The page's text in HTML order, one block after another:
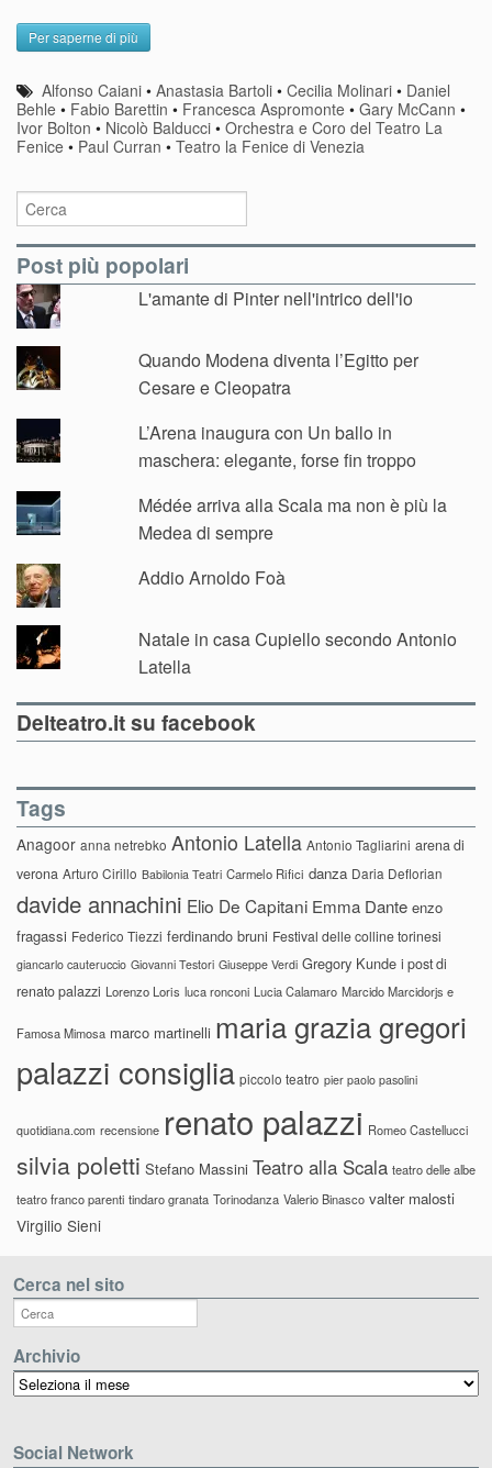
Per saperne di più
Alfonso Caiani •Anastasia Bartoli •Cecilia Molinari • Daniel
Behle • Fabio Barettin • Francesca Aspromonte • Gary McCann •
Ivor Bolton • Nicolò Balducci • Orchestra e Coro del Teatro La
Fenice • Paul Curran • Teatro la Fenice di Venezia
Post più popolari
L'amante di Pinter nell'intrico dell'io
Quando Modena diventa l’Egitto per
Cesare e Cleopatra
L’Arena inaugura con Un ballo in
maschera: elegante, forse fin troppo
Médée arriva alla Scala ma non è più la
Medea di sempre
Addio Arnoldo Foà
Natale in casa Cupiello secondo Antonio
Latella
Delteatro.it su facebook
Tags
Anagoor anna netrebko Antonio Latella Antonio Tagliarini arena di
verona Arturo Cirillo Babilonia Teatri Carmelo Rifici danza Daria Deflorian
davide annachini Elio De Capitani Emma Dante enzo
fragassi Federico Tiezzi ferdinando bruni Festival delle colline torinesi
giancarlo cauteruccio Giovanni Testori Giuseppe Verdi Gregory Kunde i post di
renato palazzi Lorenzo Loris luca ronconi Lucia Calamaro Marcido Marcidorjs e
Famosa Mimosa marco martinelli maria grazia gregori
palazzi consiglia piccolo teatro pier paolo pasolini
quotidiana.com recensione renato palazzi Romeo Castellucci
silvia poletti Stefano Massini Teatro alla Scala teatro delle albe
teatro franco parenti tindaro granata Torinodanza Valerio Binasco valter malosti
Virgilio Sieni
Cerca nel sito
Archivio
Archivio
Social Network